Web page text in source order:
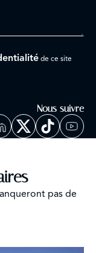
de ce site
Nous suivre
pas de